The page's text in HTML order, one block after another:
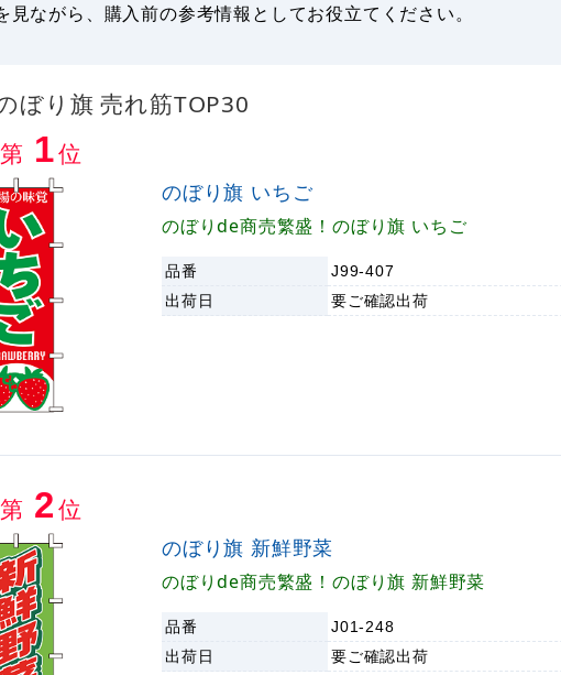
見ながら、購入前の参考情報としてお役立てください。
ぼり旗 売れ筋TOP30
1位
のぼり旗 いちご
のぼりde商売繁盛！のぼり旗 いちご
品番 J99-407
出荷日 要ご確認出荷
2位
のぼり旗 新鮮野菜
のぼりde商売繁盛！のぼり旗 新鮮野菜
品番 J01-248
出荷日 要ご確認出荷